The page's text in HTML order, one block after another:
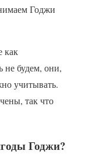
Годжи
как
не будем, они,
учитывать.
так что
Годжи?